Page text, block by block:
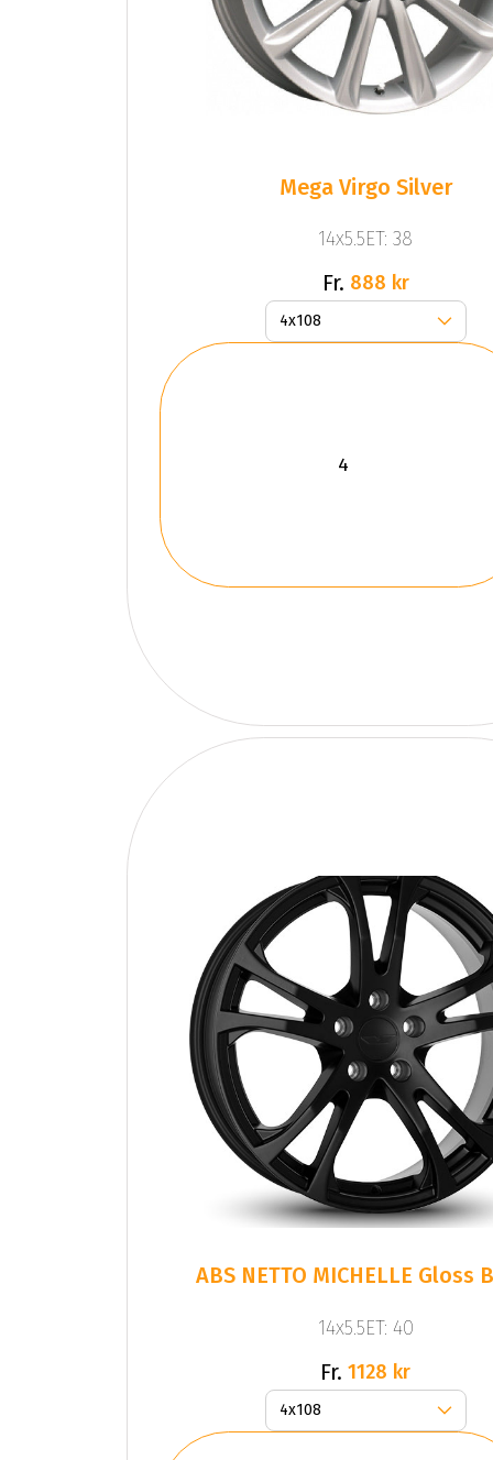
Mega Virgo Silver
14x5.5ET: 38
Fr. 888 kr
ABS NETTO MICHELLE Gloss
14x5.5ET: 40
Fr. 1128 kr